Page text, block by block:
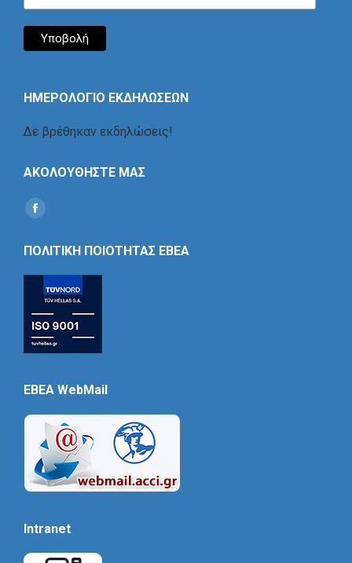
ΗΜΕΡΟΛΟΓΙΟ ΕΚΔΗΛΩΣΕΩΝ
Δε βρέθηκαν εκδηλώσεις!
ΑΚΟΛΟΥΘΗΣΤΕ ΜΑΣ
Find us on:
Social
ΠΟΛΙΤΙΚΗ ΠΟΙΟΤΗΤΑΣ ΕΒΕΑ
EBEA WebMail
Intranet